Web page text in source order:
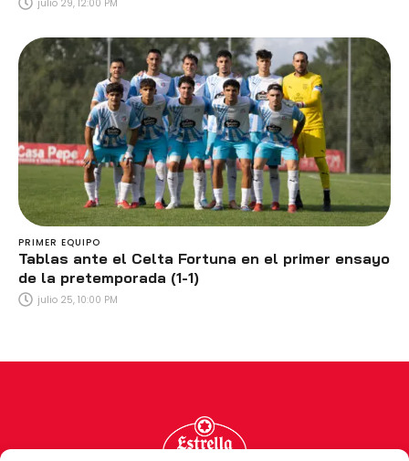
julio 29, 12:00 PM
PRIMER EQUIPO
Tablas ante el Celta Fortuna en el primer ensayo
de la pretemporada (1-1)
julio 25, 10:00 PM